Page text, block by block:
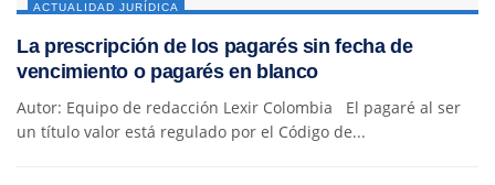
ACTUALIDAD JURÍDICA
La prescripción de los pagarés sin fecha de
vencimiento o pagarés en blanco
Autor: Equipo de redacción Lexir Colombia El pagaré al ser
un título valor está regulado por el Código de...